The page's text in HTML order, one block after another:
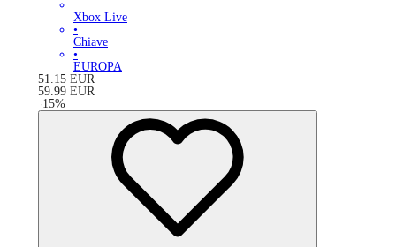
Xbox Live
•
Chiave
•
EUROPA
51.15 EUR
59.99 EUR
-15%